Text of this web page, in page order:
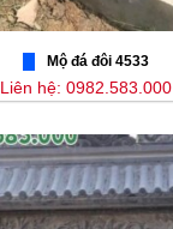
Mộ đá đôi 4533
Liên hệ: 0982.583.000